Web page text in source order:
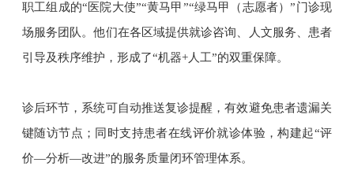
职工组成的“医院大使”“黄马甲”“绿马甲（志愿者）”门诊现
场服务团队。他们在各区域提供就诊咨询、人文服务、患者
引导及秩序维护，形成了“机器+人工”的双重保障。
诊后环节，系统可自动推送复诊提醒，有效避免患者遗漏关
键随访节点；同时支持患者在线评价就诊体验，构建起“评
价—分析—改进”的服务质量闭环管理体系。